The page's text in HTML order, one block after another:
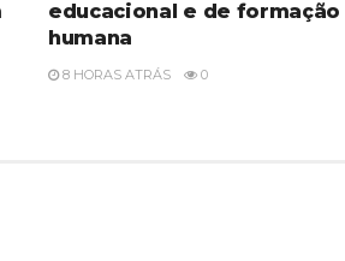
educacional e de formação
humana
8 HORAS ATRÁS 0